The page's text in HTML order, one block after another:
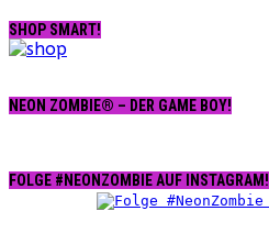
SHOP SMART!
NEON ZOMBIE® – DER GAME BOY!
FOLGE #NEONZOMBIE AUF INSTAGRAM!